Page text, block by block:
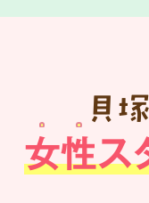
貝
女性ス